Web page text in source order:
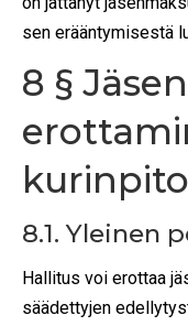
sen erääntymisestä
8 §
8.1. Yleinen
Hallitus voi erottaa
säädettyjen